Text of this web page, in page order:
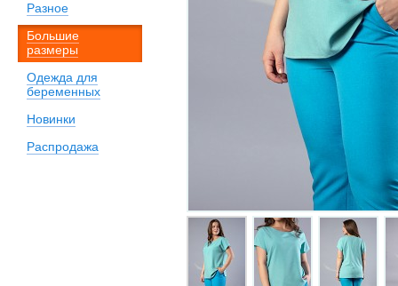
Разное
Большие
размеры
Одежда для
беременных
Новинки
Распродажа